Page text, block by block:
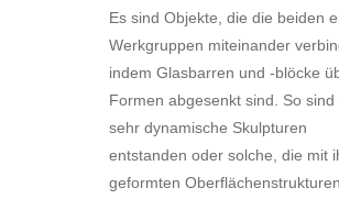
Es sind Objekte, die die beiden
Werkgruppen miteinander
indem Glasbarren und -blöcke
Formen abgesenkt sind. So sind
sehr dynamische Skulpturen
entstanden oder solche, die mit
geformten Oberflächenstrukturen,